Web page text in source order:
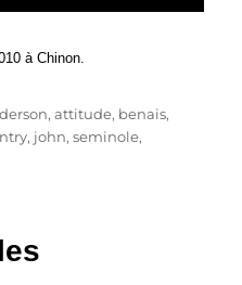
à Chinon.
,attitude, benais,
, john,seminole,